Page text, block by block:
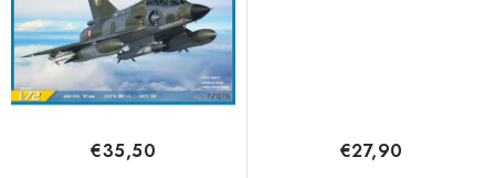
€35,50 €27,90